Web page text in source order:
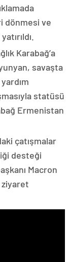
dönmesi ve
Karabağ’a
savaşta
statüsü
Ermenistan
çatışmalar
desteği
Macron